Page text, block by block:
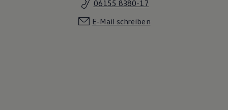
06155 8380-17
E-Mail schreiben